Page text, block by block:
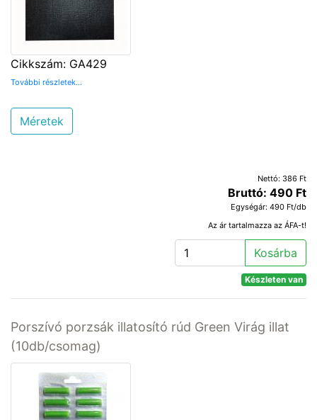
Cikkszám: GA429
További részletek...
Méretek
Nettó: 386 Ft
Bruttó: 490 Ft
Egységár: 490 Ft/db
Az ár tartalmazza az ÁFA-t!
Kosárba
Készleten van
Porszívó porzsák illatosító rúd Green Virág illat
(10db/csomag)